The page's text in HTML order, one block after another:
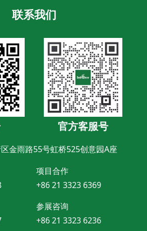
联系我们
官方客服号
金雨路55号虹桥525创意园A座
项目合作
+86 21 3323 6369
参展咨询
+86 21 3323 6236